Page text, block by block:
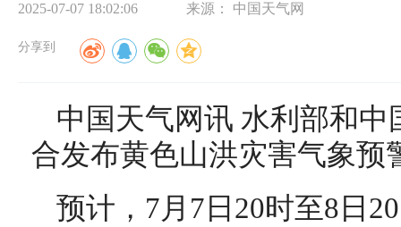
2025-07-07 18:02:06 来源： 中国天气网
分享到
中国天气网讯 水利部和中
合发布黄色山洪灾害气象预
预计，7月7日20时至8日